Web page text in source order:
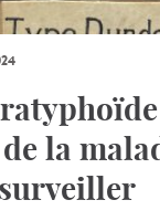
la